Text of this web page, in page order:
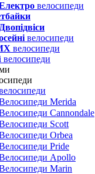
велосипеди
Двопідвіси
велосипеди
велосипеди
велосипеди
Merida
Cannondale
Scott
Orbea
Pride
Apollo
Marin